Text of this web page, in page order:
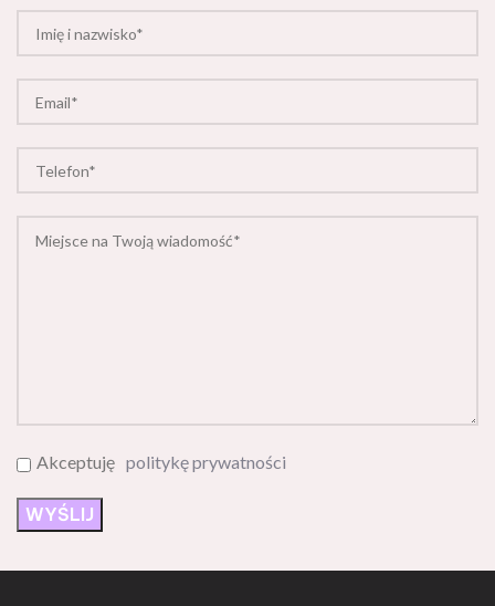
Akceptuję politykę prywatności